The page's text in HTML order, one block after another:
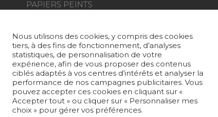
PAPIERS PEINTS
MOBILIER
PROJETS
SUR-MESURE
MAGAZINE
LA MAISON
Nous utilisons des cookies, y compris des cookies
tiers, à des fins de fonctionnement, d’analyses
statistiques, de personnalisation de votre
expérience, afin de vous proposer des contenus
ciblés adaptés à vos centres d’intérêts et analyser la
performance de nos campagnes publicitaires. Vous
pouvez accepter ces cookies en cliquant sur «
Accepter tout » ou cliquer sur « Personnaliser mes
choix » pour gérer vos préférences.